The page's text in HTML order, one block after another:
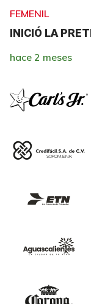
FEMENIL
INICIÓ LA
hace 2 meses